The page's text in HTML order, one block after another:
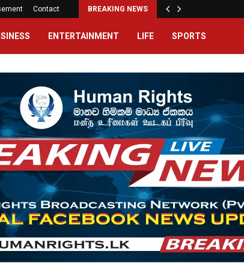
Contact BREAKING NEWS
ENTERTAINMENT LIFE SPORTS